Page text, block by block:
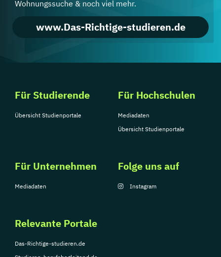
Wohnungssuche & noch viel mehr.
www.Das-Richtige-studieren.de
Für Studierende
Übersicht Studienportale
Für Hochschulen
Mediadaten
Übersicht Studienportale
Für Unternehmen
Mediadaten
Relevante Portale
Das-Richtige-studieren.de
Folge uns auf
Instagram